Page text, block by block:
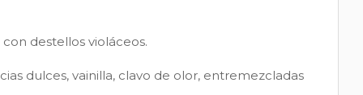
destellos violáceos.
dulces, vainilla, clavo de olor, entremezcladas